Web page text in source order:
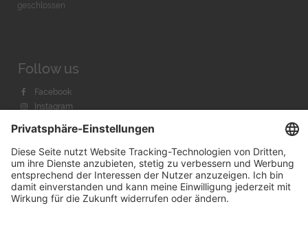
geschlossen
Follow us
Facebook
Instagram